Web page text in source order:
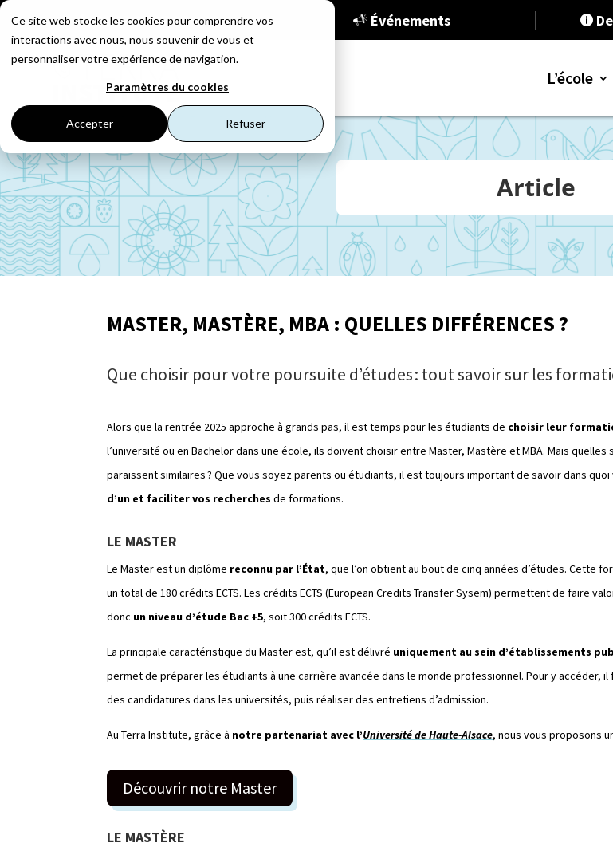
Ce site web stocke les cookies pour comprendre vos
interactions avec nous, nous souvenir de vous et
personnaliser votre expérience de navigation.
Paramètres du cookies
Accepter Refuser
01 53 23 87 14 Événements 
L’école
Article
MASTER, MASTÈRE, MBA : QUELLES DIFFÉRENCES ?
Que choisir pour votre poursuite d’études : tout savoir sur les
Alors que la rentrée 2025 approche à grands pas, il est temps pour les étudiants de choisir leur
l’université ou en Bachelor dans une école, ils doivent choisir entre Master, Mastère et MBA. Mais quelles
paraissent similaires ? Que vous soyez parents ou étudiants, il est toujours important de savoir dans
d’un et faciliter vos recherches de formations.
LE MASTER
Le Master est un diplôme reconnu par l’État, que l’on obtient au bout de cinq années d’études. Cette
un total de 180 crédits ECTS. Les crédits ECTS (European Credits Transfer Sysem) permettent de faire
donc un niveau d’étude Bac +5, soit 300 crédits ECTS.
La principale caractéristique du Master est, qu’il est délivré uniquement au sein d’établissements
permet de préparer les étudiants à une carrière avancée dans le monde professionnel. Pour y accéder,
des candidatures dans les universités, puis réaliser des entretiens d’admission.
Au Terra Institute, grâce à notre partenariat avec l’Université de Haute-Alsace, nous vous proposons
Découvrir notre Master
LE MASTÈRE